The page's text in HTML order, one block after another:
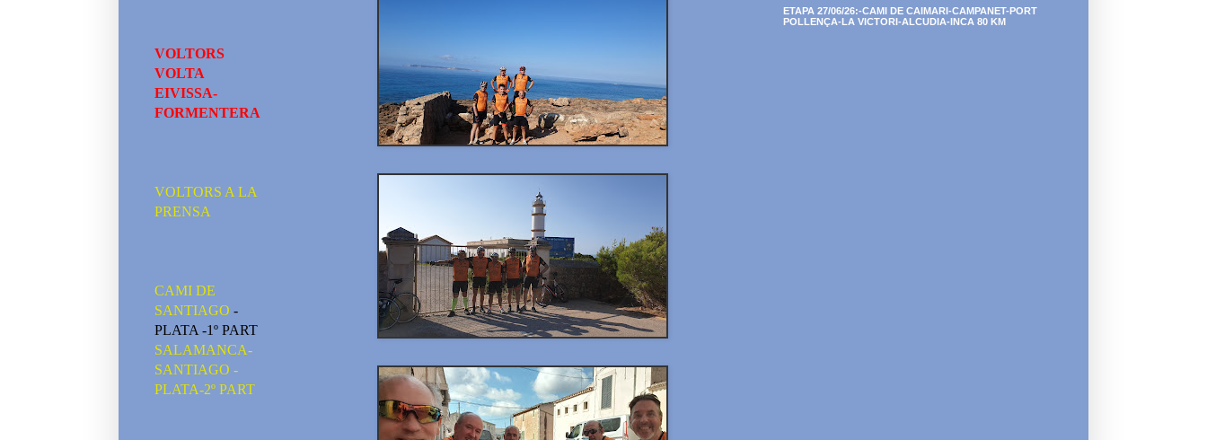
VOLTORS
VOLTA
EIVISSA-
FORMENTERA
VOLTORS A LA
PRENSA
CAMI DE
SANTIAGO -
PLATA -1º PART
SALAMANCA-
SANTIAGO -
PLATA-2º PART
ETAPA 27/06/26:-CAMI DE CAIMARI-CAMPANET-PORT
POLLENÇA-LA VICTORI-ALCUDIA-INCA 80 KM